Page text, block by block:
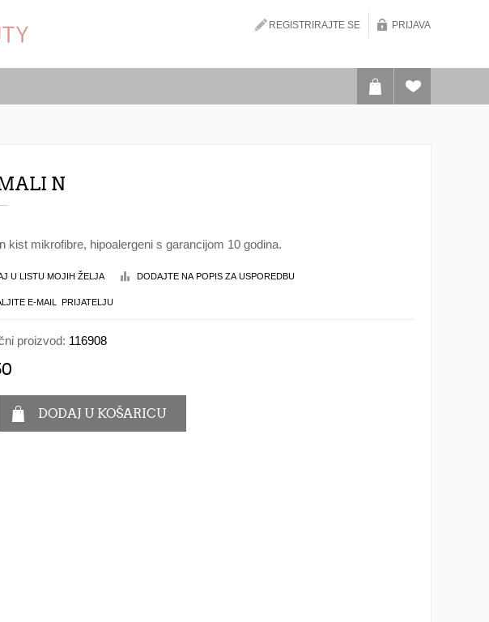
REGISTRIRAJTE SE PRIJAVA
N
kist mikrofibre, hipoalergeni s garancijom 10 godina.
proizvod: 116908